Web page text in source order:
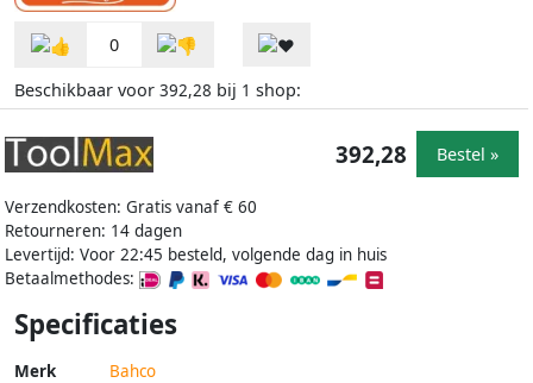
0
Beschikbaar voor 392,28 bij 1 shop:
Verzendkosten: Gratis vanaf € 60
Retourneren: 14 dagen
Levertijd: Voor 22:45 besteld, volgende dag in huis
Betaalmethodes:
392,28 Bestel »
Specificaties
Merk Bahco